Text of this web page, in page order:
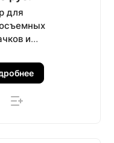
для
и
10,8-14,8
11 предметов
103-14001C